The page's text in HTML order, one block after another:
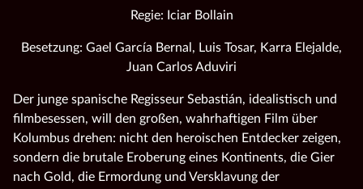
Regie: Iciar Bollain
Besetzung: Gael García Bernal, Luis Tosar, Karra Elejalde,
Juan Carlos Aduviri
Der junge spanische Regisseur Sebastián, idealistisch und
filmbesessen, will den großen, wahrhaftigen Film über
Kolumbus drehen: nicht den heroischen Entdecker zeigen,
sondern die brutale Eroberung eines Kontinents, die Gier
nach Gold, die Ermordung und Versklavung der